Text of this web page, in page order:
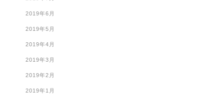
2019年6月
2019年5月
2019年4月
2019年3月
2019年2月
2019年1月